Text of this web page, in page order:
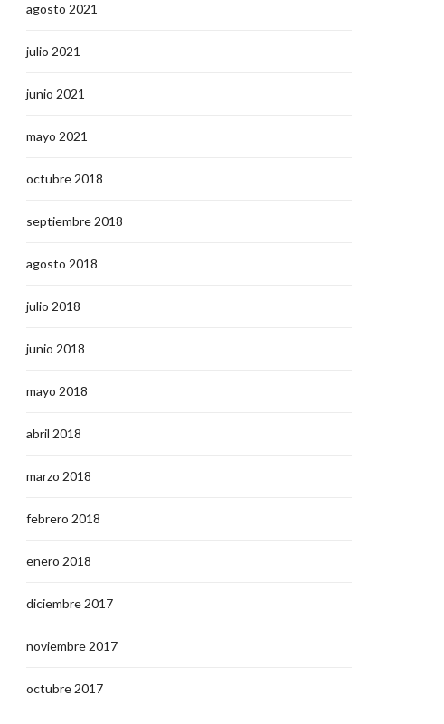
agosto 2021
julio 2021
junio 2021
mayo 2021
octubre 2018
septiembre 2018
agosto 2018
julio 2018
junio 2018
mayo 2018
abril 2018
marzo 2018
febrero 2018
enero 2018
diciembre 2017
noviembre 2017
octubre 2017